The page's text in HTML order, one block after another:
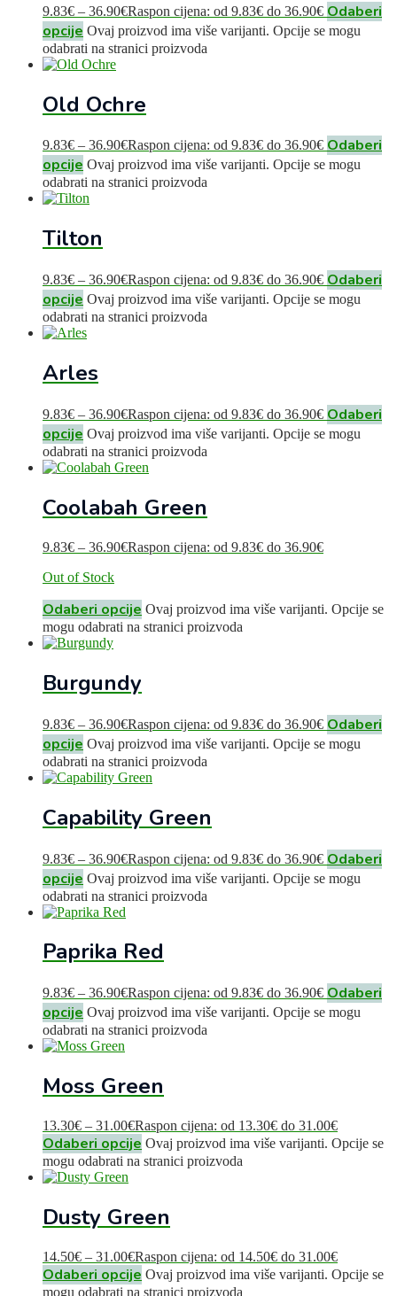
9.83€ – 36.90€Raspon cijena: od 9.83€ do 36.90€ Odaberi
opcije Ovaj proizvod ima više varijanti. Opcije se mogu
odabrati na stranici proizvoda
Old Ochre
9.83€ – 36.90€Raspon cijena: od 9.83€ do 36.90€ Odaberi
opcije Ovaj proizvod ima više varijanti. Opcije se mogu
odabrati na stranici proizvoda
Tilton
9.83€ – 36.90€Raspon cijena: od 9.83€ do 36.90€ Odaberi
opcije Ovaj proizvod ima više varijanti. Opcije se mogu
odabrati na stranici proizvoda
Arles
9.83€ – 36.90€Raspon cijena: od 9.83€ do 36.90€ Odaberi
opcije Ovaj proizvod ima više varijanti. Opcije se mogu
odabrati na stranici proizvoda
Coolabah Green
9.83€ – 36.90€Raspon cijena: od 9.83€ do 36.90€
Out of Stock
Odaberi opcije Ovaj proizvod ima više varijanti. Opcije se
mogu odabrati na stranici proizvoda
Burgundy
9.83€ – 36.90€Raspon cijena: od 9.83€ do 36.90€ Odaberi
opcije Ovaj proizvod ima više varijanti. Opcije se mogu
odabrati na stranici proizvoda
Capability Green
9.83€ – 36.90€Raspon cijena: od 9.83€ do 36.90€ Odaberi
opcije Ovaj proizvod ima više varijanti. Opcije se mogu
odabrati na stranici proizvoda
Paprika Red
9.83€ – 36.90€Raspon cijena: od 9.83€ do 36.90€ Odaberi
opcije Ovaj proizvod ima više varijanti. Opcije se mogu
odabrati na stranici proizvoda
Moss Green
13.30€ – 31.00€Raspon cijena: od 13.30€ do 31.00€
Odaberi opcije Ovaj proizvod ima više varijanti. Opcije se
mogu odabrati na stranici proizvoda
Dusty Green
14.50€ – 31.00€Raspon cijena: od 14.50€ do 31.00€
Odaberi opcije Ovaj proizvod ima više varijanti. Opcije se
mogu odabrati na stranici proizvoda